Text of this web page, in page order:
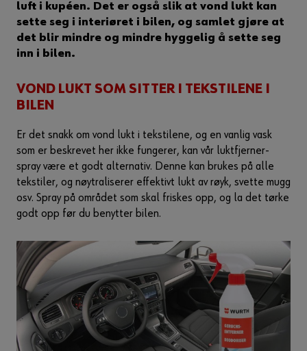
luft i kupéen. Det er også slik at vond lukt kan
sette seg i interiøret i bilen, og samlet gjøre at
det blir mindre og mindre hyggelig å sette seg
inn i bilen.
VOND LUKT SOM SITTER I TEKSTILENE I
BILEN
Er det snakk om vond lukt i tekstilene, og en vanlig vask
som er beskrevet her ikke fungerer, kan vår luktfjerner-
spray være et godt alternativ. Denne kan brukes på alle
tekstiler, og nøytraliserer effektivt lukt av røyk, svette mugg
osv. Spray på området som skal friskes opp, og la det tørke
godt opp før du benytter bilen.